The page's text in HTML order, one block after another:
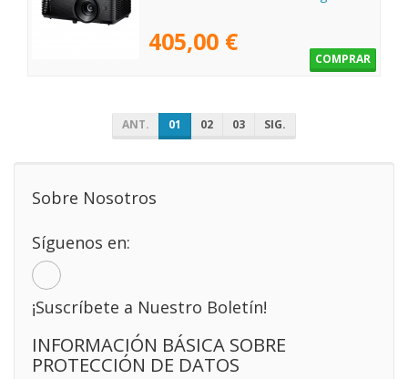
405,00 €
COMPRAR
ANT. 01 02 03 SIG.
Sobre Nosotros
Síguenos en:
¡Suscríbete a Nuestro Boletín!
INFORMACIÓN BÁSICA SOBRE
PROTECCIÓN DE DATOS